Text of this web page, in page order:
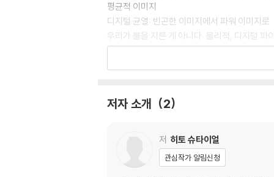
평균적 이미지
디지털 균열: 빈곤한 이미지에서 파워 이미지로
우리가 불을 지른 게 아니다: 물리적, 디지털 파
세상은 누구의 것인가? AI, 예술 그리고 상식
저자 소개 2
저 히토 슈타이얼
관심작가 알림신청